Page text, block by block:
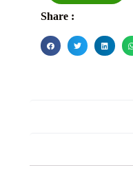
Share :